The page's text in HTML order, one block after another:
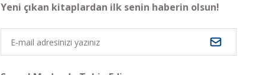
Yeni çıkan kitaplardan ilk senin haberin olsun!